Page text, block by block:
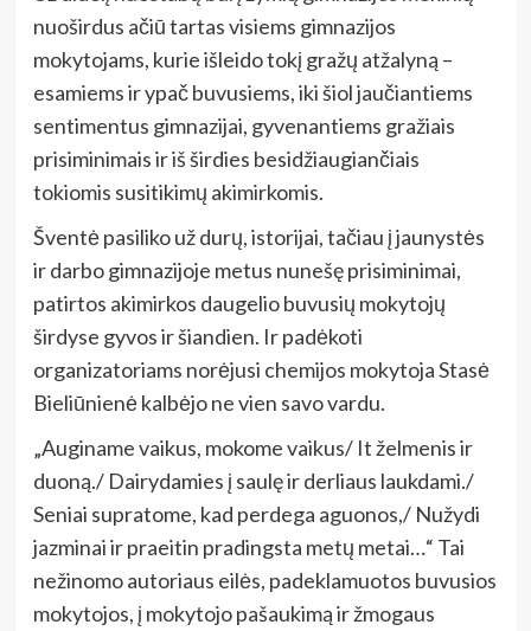
nuoširdus ačiū tartas visiems gimnazijos
mokytojams, kurie išleido tokį gražų atžalyną –
esamiems ir ypač buvusiems, iki šiol jaučiantiems
sentimentus gimnazijai, gyvenantiems gražiais
prisiminimais ir iš širdies besidžiaugiančiais
tokiomis susitikimų akimirkomis.
Šventė pasiliko už durų, istorijai, tačiau į jaunystės
ir darbo gimnazijoje metus nunešę prisiminimai,
patirtos akimirkos daugelio buvusių mokytojų
širdyse gyvos ir šiandien. Ir padėkoti
organizatoriams norėjusi chemijos mokytoja Stasė
Bieliūnienė kalbėjo ne vien savo vardu.
„Auginame vaikus, mokome vaikus/ It želmenis ir
duoną./ Dairydamies į saulę ir derliaus laukdami./
Seniai supratome, kad perdega aguonos,/ Nužydi
jazminai ir praeitin pradingsta metų metai…“ Tai
nežinomo autoriaus eilės, padeklamuotos buvusios
mokytojos, į mokytojo pašaukimą ir žmogaus